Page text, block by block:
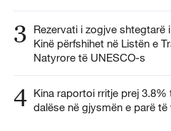
3
Rezervati i zogjve shtegtarë
Kinë përfshihet në Listën e
Natyrore të UNESCO-s
4 Kina raportoi rritje prej
dalëse në gjysmën e parë të